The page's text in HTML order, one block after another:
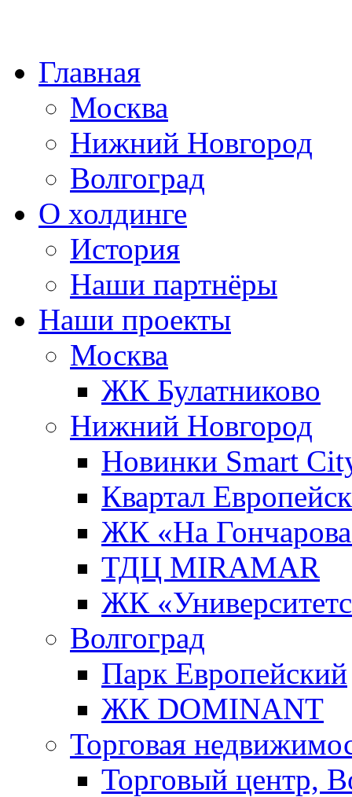
Главная
Москва
Нижний Новгород
Волгоград
О холдинге
История
Наши партнёры
Наши проекты
Москва
ЖК Булатниково
Нижний Новгород
Новинки Smart
Квартал
ЖК «На
ТДЦ MIRAMAR
ЖК
Волгоград
Парк Европейский
ЖК DOMINANT
Торговая
Торговый центр,